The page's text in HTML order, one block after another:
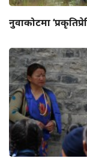
नुवाकोटमा